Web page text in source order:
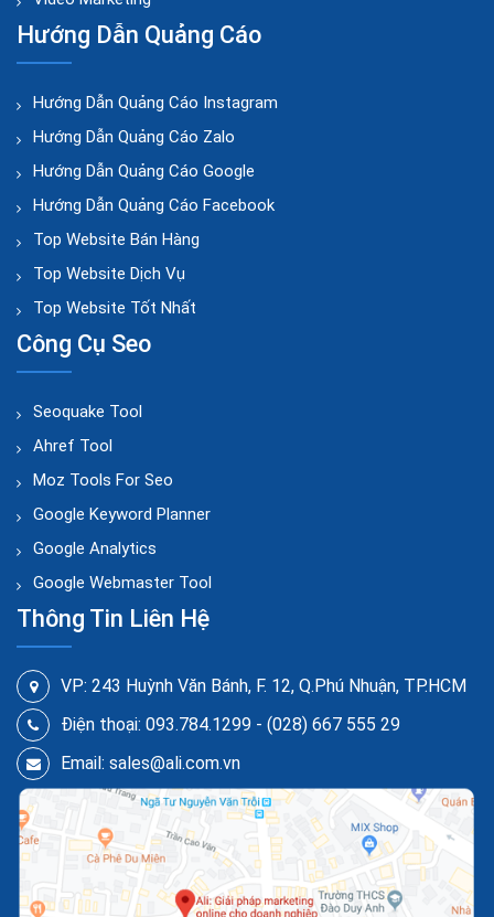
Hướng Dẫn Quảng Cáo
Hướng Dẫn Quảng Cáo Instagram
Hướng Dẫn Quảng Cáo Zalo
Hướng Dẫn Quảng Cáo Google
Hướng Dẫn Quảng Cáo Facebook
Top Website Bán Hàng
Top Website Dịch Vụ
Top Website Tốt Nhất
Công Cụ Seo
Seoquake Tool
Ahref Tool
Moz Tools For Seo
Google Keyword Planner
Google Analytics
Google Webmaster Tool
Thông Tin Liên Hệ
VP: 243 Huỳnh Văn Bánh, F. 12, Q.Phú Nhuận, TP.HCM
Điện thoại: 093.784.1299 - (028) 667 555 29
Email: sales@ali.com.vn